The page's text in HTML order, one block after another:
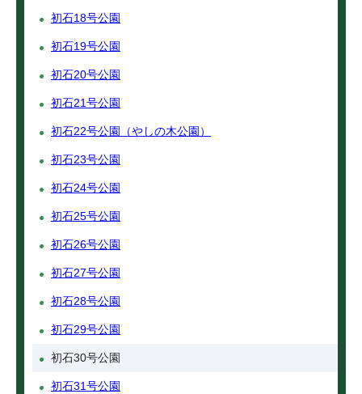
初石18号公園
初石19号公園
初石20号公園
初石21号公園
初石22号公園（やしの木公園）
初石23号公園
初石24号公園
初石25号公園
初石26号公園
初石27号公園
初石28号公園
初石29号公園
初石30号公園
初石31号公園